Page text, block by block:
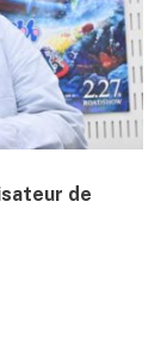
de